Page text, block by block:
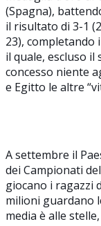
(Spagna),
il risultato di 3-1
23),
il quale, escluso il
concesso niente
e Egitto le altre
A settembre il
dei Campionati
giocano i ragazzi
milioni guardano
media è alle